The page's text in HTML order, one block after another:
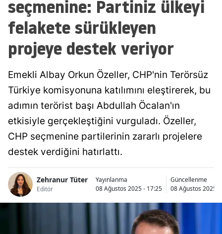
seçmenine: Partiniz ülkeyi
felakete sürükleyen
projeye destek veriyor
Emekli Albay Orkun Özeller, CHP'nin Terörsüz
Türkiye komisyonuna katılımını eleştirerek, bu
adımın terörist başı Abdullah Öcalan'ın
etkisiyle gerçekleştiğini vurguladı. Özeller,
CHP seçmenine partilerinin zararlı projelere
destek verdiğini hatırlattı.
Zehranur Tüter
Editör
Yayınlanma
08 Ağustos 2025 - 17:25
Güncellenme
08 Ağustos 2025 -